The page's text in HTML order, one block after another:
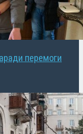
перемоги